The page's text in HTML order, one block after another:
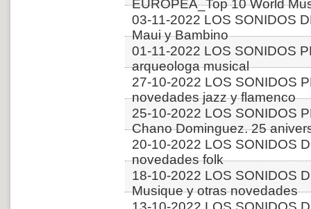
EUROPEA_Top 10 World
03-11-2022 LOS SONIDOS
Maui y Bambino
01-11-2022 LOS SONIDOS
arqueologa musical
27-10-2022 LOS SONIDOS
novedades jazz y flamenco
25-10-2022 LOS SONIDOS
Chano Dominguez. 25
20-10-2022 LOS SONIDOS
novedades folk
18-10-2022 LOS SONIDOS
Musique y otras novedades